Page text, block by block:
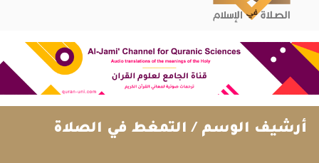
أرشيف الوسم / التمغط في الصلاة